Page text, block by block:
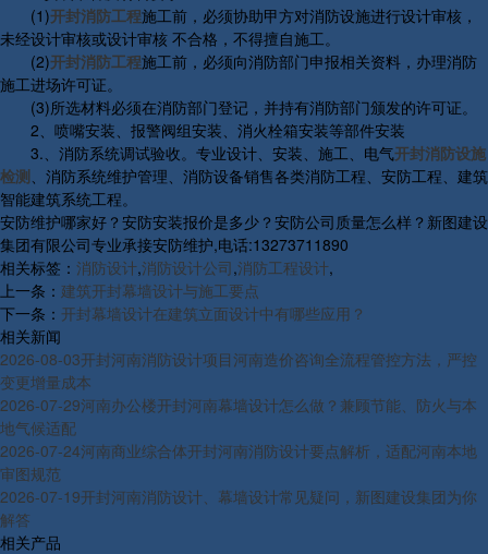
(1)开封消防工程施工前，必须协助甲方对消防设施进行设计审核，
未经设计审核或设计审核 不合格，不得擅自施工。
(2)开封消防工程施工前，必须向消防部门申报相关资料，办理消防
施工进场许可证。
(3)所选材料必须在消防部门登记，并持有消防部门颁发的许可证。
2、喷嘴安装、报警阀组安装、消火栓箱安装等部件安装
3.、消防系统调试验收。专业设计、安装、施工、电气开封消防设施
检测 、消防系统维护管理、消防设备销售各类消防工程、安防工程、建筑
智能建筑系统工程。
安防维护哪家好？安防安装报价是多少？安防公司质量怎么样？新图建设
集团有限公司专业承接安防维护,电话:13273711890
相关标签： 消防设计,消防设计公司,消防工程设计,
上一条： 建筑开封幕墙设计与施工要点
下一条： 开封幕墙设计在建筑立面设计中有哪些应用？
相关新闻
2026-08-03开封河南消防设计项目河南造价咨询全流程管控方法，严控
变更增量成本
2026-07-29河南办公楼开封河南幕墙设计怎么做？兼顾节能、防火与本
地气候适配
2026-07-24河南商业综合体开封河南消防设计要点解析，适配河南本地
审图规范
2026-07-19开封河南消防设计、幕墙设计常见疑问，新图建设集团为你
解答
相关产品